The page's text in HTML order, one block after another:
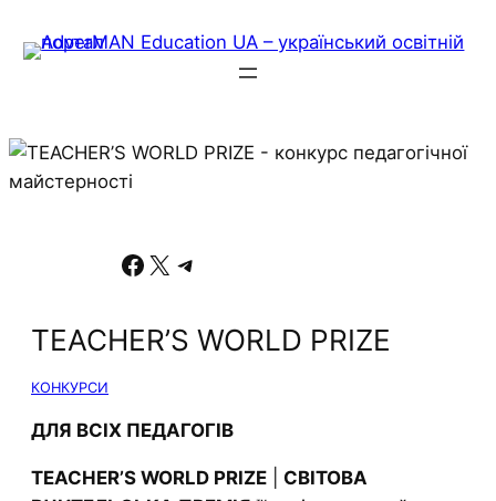
Facebook X Telegram
TEACHER’S WORLD PRIZE
КОНКУРСИ
ДЛЯ ВСІХ ПЕДАГОГІВ
TEACHER’S WORLD PRIZE
СВІТОВА